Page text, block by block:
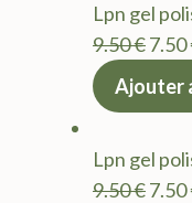
Lpn gel
9.50€Le
prix
9.50
7.50
Ajouter
Lpn gel
9.50€Le
7.50